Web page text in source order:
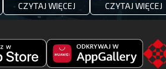
CZYTAJ WIĘCEJ CZYTAJ WIĘCEJ